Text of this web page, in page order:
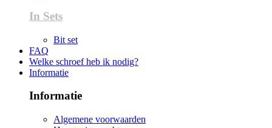
In Sets
Bit set
FAQ
Welke schroef heb ik nodig?
Informatie
Informatie
Algemene voorwaarden